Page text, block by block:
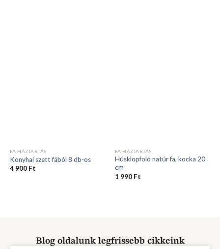
FA HÁZTARTÁS
Konyhai szett fából 8 db-os
FA HÁZTARTÁS
Húsklopfoló natúr fa, kocka 20
cm